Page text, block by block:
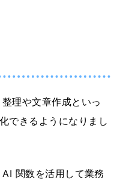
理や文章作成といっ
できるようになりまし
関数を活用して業務